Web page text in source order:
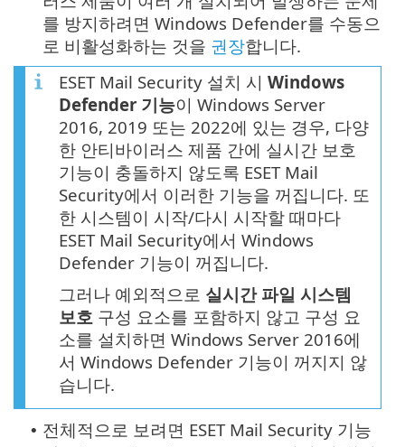
를 방지하려면 Windows Defender를 수동으
로 비활성화하는 것을 권장합니다.
ESET Mail Security 설치 시 Windows
Defender 기능이 Windows Server
2016, 2019 또는 2022에 있는 경우, 다양
한 안티바이러스 제품 간에 실시간 보호
기능이 충돌하지 않도록 ESET Mail
Security에서 이러한 기능을 꺼집니다. 또
한 시스템이 시작/다시 시작할 때마다
ESET Mail Security에서 Windows
Defender 기능이 꺼집니다.
그러나 예외적으로 실시간 파일 시스템
보호 구성 요소를 포함하지 않고 구성 요
소를 설치하면 Windows Server 2016에
서 Windows Defender 기능이 꺼지지 않
습니다.
• 전체적으로 보려면 ESET Mail Security 기능